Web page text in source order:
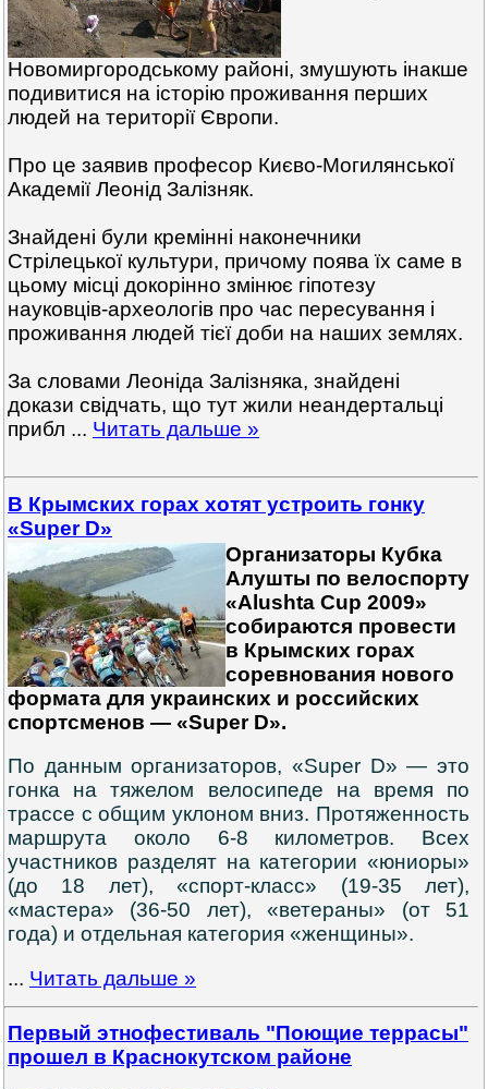
Новомиргородському районі, змушують інакше
подивитися на історію проживання перших
людей на території Європи.
Про це заявив професор Києво-Могилянської
Академії Леонід Залізняк.
Знайдені були кремінні наконечники
Стрілецької культури, причому поява їх саме в
цьому місці докорінно змінює гіпотезу
науковців-археологів про час пересування і
проживання людей тієї доби на наших землях.
За словами Леоніда Залізняка, знайдені
докази свідчать, що тут жили неандертальці
прибл ... Читать дальше »
В Крымских горах хотят устроить гонку
«Super D»
Организаторы Кубка
Алушты по велоспорту
«Alushta Cup 2009»
собираются провести
в Крымских горах
соревнования нового
формата для украинских и российских
спортсменов — «Super D».
По данным организаторов, «Super D» — это
гонка на тяжелом велосипеде на время по
трассе с общим уклоном вниз. Протяженность
маршрута около 6-8 километров. Всех
участников разделят на категории «юниоры»
(до 18 лет), «спорт-класс» (19-35 лет),
«мастера» (36-50 лет), «ветераны» (от 51
года) и отдельная категория «женщины».
... Читать дальше »
Первый этнофестиваль "Поющие террасы"
прошел в Краснокутском районе